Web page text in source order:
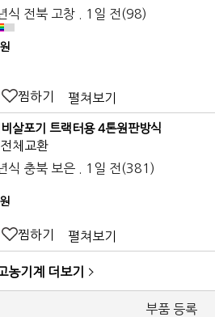
식 전북 고창 . 1일 전(98)
찜하기 펼쳐보기
살포기 트랙터용 4톤원판방식
체교환
식 충북 보은 . 1일 전(381)
찜하기 펼쳐보기
농기계 더보기
부품 등록